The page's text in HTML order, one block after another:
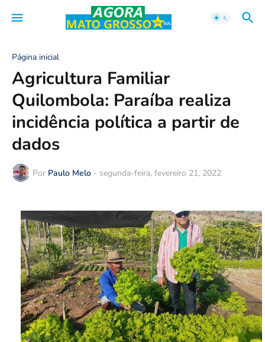
Página inicial
Agricultura Familiar
Quilombola: Paraíba realiza
incidência política a partir de
dados
Por Paulo Melo - segunda-feira, fevereiro 21, 2022